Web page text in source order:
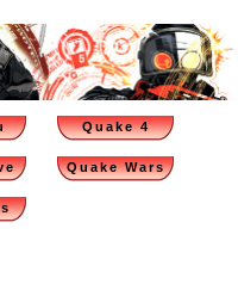
Quake 4
Quake Wars